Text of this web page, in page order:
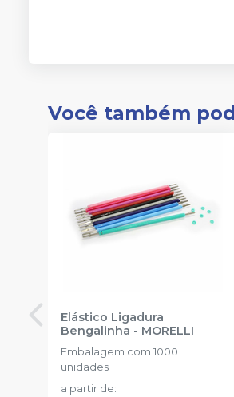
Você também
Elástico Ligadura
Bengalinha - MORELLI
Embalagem com 1000
unidades
a partir de: